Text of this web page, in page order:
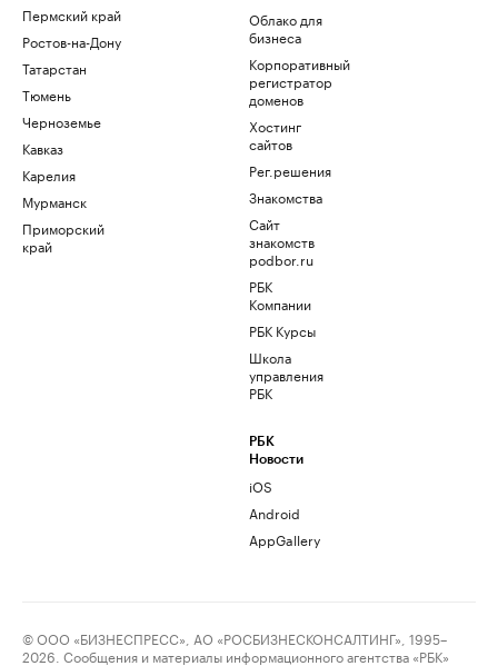
Пермский край
Ростов-на-Дону
Татарстан
Тюмень
Черноземье
Кавказ
Карелия
Мурманск
Приморский
край
Облако для
бизнеса
Корпоративный
регистратор
доменов
Хостинг
сайтов
Рег.решения
Знакомства
Сайт
знакомств
podbor.ru
РБК
Компании
РБК Курсы
Школа
управления
РБК
РБК
Новости
iOS
Android
AppGallery
© ООО «БИЗНЕСПРЕСС», АО «РОСБИЗНЕСКОНСАЛТИНГ», 1995–
2026. Сообщения и материалы информационного агентства «РБК»